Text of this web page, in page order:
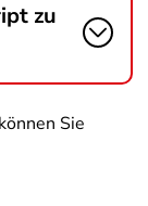
zu
Sie